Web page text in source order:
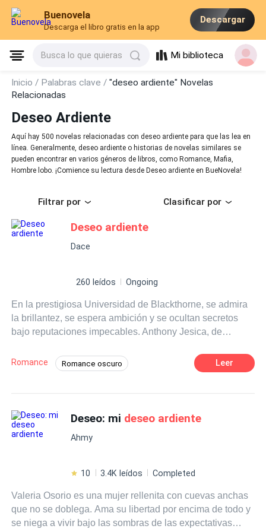
Buenovela
Descarga el libro gratis en la app
Descargar
Busca lo que quieras Mi biblioteca
Inicio / Palabras clave /"deseo ardiente" Novelas
Relacionadas
Deseo Ardiente
Aquí hay 500 novelas relacionadas con deseo ardiente para que las lea en
línea. Generalmente, deseo ardiente o historias de novelas similares se
pueden encontrar en varios géneros de libros, como Romance, Mafia,
Hombre lobo. ¡Comience su lectura desde Deseo ardiente en BueNovela!
Filtrar por Clasificar por
Deseo ardiente
Dace
260 leídos Ongoing
En la prestigiosa Universidad de Blackthorne, se admira
la brillantez, se espera ambición y se ocultan secretos
bajo reputaciones impecables. Anthony Jesica, de
afilada, emocionalmente impredecible y peligrosamente
observadora, sabe exactamente cómo mantener a la
Las relaciones son una actuación, la vulnerabilidad es
una debilidad, y la atención incluso la destructiva todavía
se siente como amor. Entonces conoce al señor Mark
reservado, el profesor Wheeler es respetado por su
que carga con las ruinas de un antiguo escándalo, ha
pasado años construyendo lo entiende hasta que
empieza a destruirlos a ambos. Mientras tanto, Alexander
Romance Romance oscuro Leer
Deseo: mi deseo ardiente
Ahmy
10 3.4K leídos Completed
Valeria Osorio es una mujer rellenita con cuevas anchas
que no se doblega. Ama su libertad por encima de todo y
se niega a vivir bajo las sombras de las expectativas